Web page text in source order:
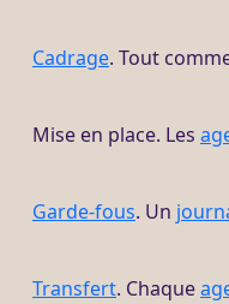
Cadrage. Tout
Mise en place. Les
Garde-fous. Un
Transfert. Chaque